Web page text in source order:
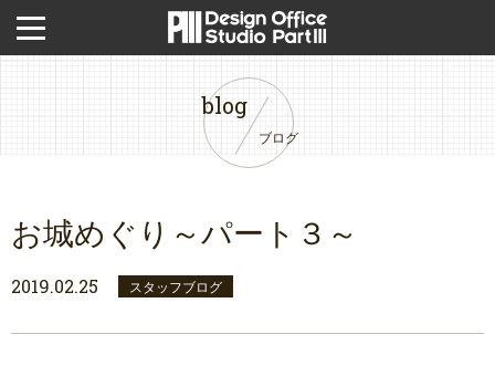
ブログ
blog
お城めぐり～パート３～
2019.02.25 スタッフブログ